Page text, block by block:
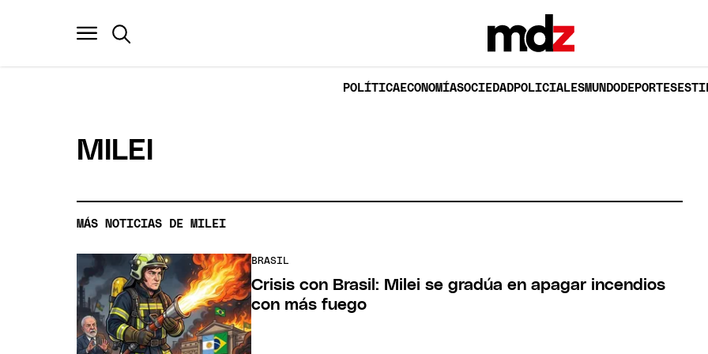
POLÍTICAECONOMÍASOCIEDADPOLICIALESMUNDODEPORTES
MILEI
MÁS NOTICIAS DE MILEI
BRASIL
Crisis con Brasil: Milei se gradúa en apagar incendios
con más fuego